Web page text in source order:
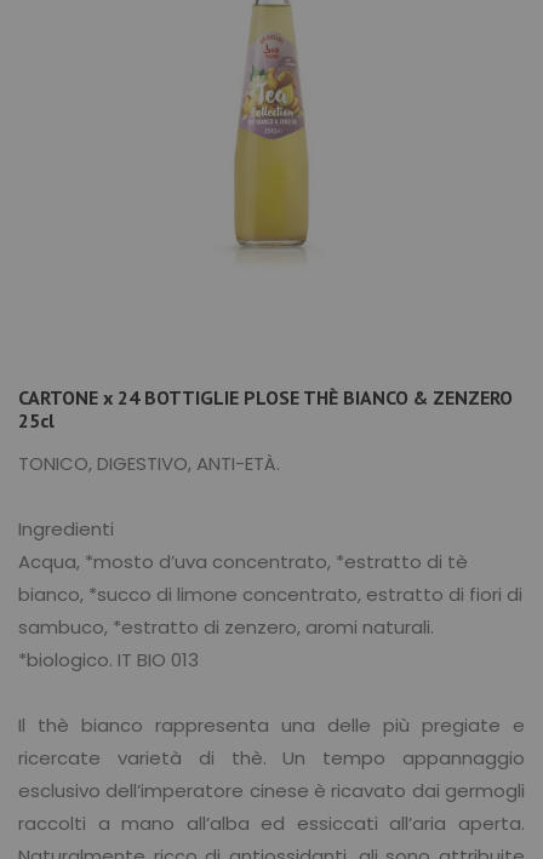
CARTONE x 24 BOTTIGLIE PLOSE THÈ BIANCO & ZENZERO
25cl
TONICO, DIGESTIVO, ANTI-ETÀ.
Ingredienti
Acqua, *mosto d’uva concentrato, *estratto di tè
bianco, *succo di limone concentrato, estratto di fiori di
sambuco, *estratto di zenzero, aromi naturali.
*biologico. IT BIO 013
Il thè bianco rappresenta una delle più pregiate e
ricercate varietà di thè. Un tempo appannaggio
esclusivo dell’imperatore cinese è ricavato dai germogli
raccolti a mano all’alba ed essiccati all’aria aperta.